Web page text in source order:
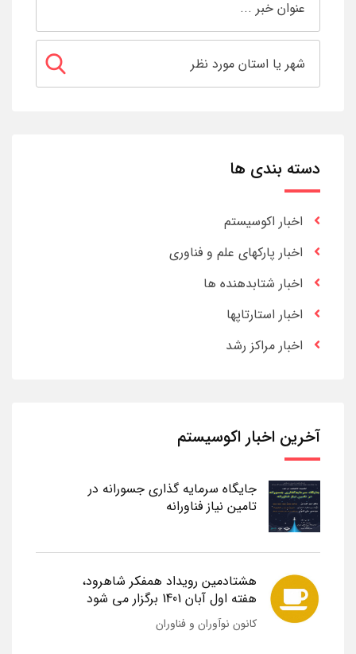
دسته بندی ها
اخبار اکوسیستم
اخبار پارکهای علم و فناوری
اخبار شتابدهنده ها
اخبار استارتاپها
اخبار مراکز رشد
آخرین اخبار اکوسیستم
جایگاه سرمایه گذاری جسورانه در
تامین نیاز فناورانه
هشتادمین رویداد همفکر شاهرود،
هفته اول آبان 1401 برگزار می شود
کانون نوآوران و فناوران